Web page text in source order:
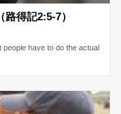
得記2:5-7）
people have to do the actual